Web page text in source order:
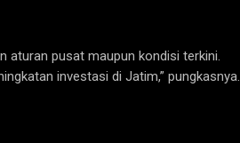
aturan pusat maupun kondisi terkini.
investasi di Jatim,” pungkasnya.